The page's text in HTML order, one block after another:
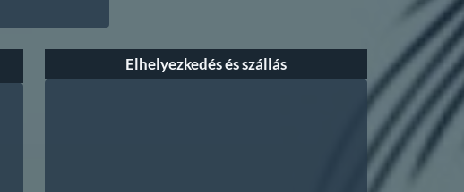
Elhelyezkedés és szállás